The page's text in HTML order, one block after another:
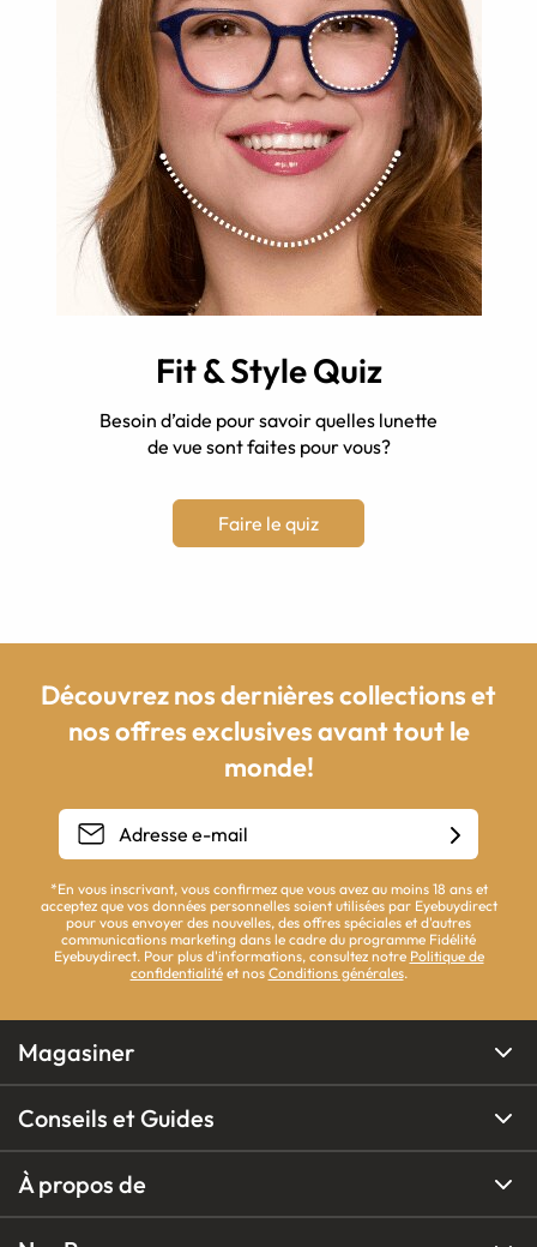
Fit & Style Quiz
Besoin d’aide pour savoir quelles lunette
de vue sont faites pour vous?
Faire le quiz
Découvrez nos dernières collections et
nos offres exclusives avant tout le
monde!
*En vous inscrivant, vous confirmez que vous avez au moins 18 ans et
acceptez que vos données personnelles soient utilisées par Eyebuydirect
pour vous envoyer des nouvelles, des offres spéciales et d'autres
communications marketing dans le cadre du programme Fidélité
Eyebuydirect. Pour plus d'informations, consultez notre Politique de
confidentialitéet nos Conditions générales.
Magasiner
Conseils et Guides
À propos de